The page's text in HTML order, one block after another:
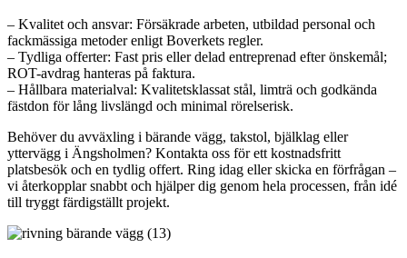
– Kvalitet och ansvar: Försäkrade arbeten, utbildad personal och
fackmässiga metoder enligt Boverkets regler.
– Tydliga offerter: Fast pris eller delad entreprenad efter önskemål;
ROT-avdrag hanteras på faktura.
– Hållbara materialval: Kvalitetsklassat stål, limträ och godkända
fästdon för lång livslängd och minimal rörelserisk.
Behöver du avväxling i bärande vägg, takstol, bjälklag eller
yttervägg i Ängsholmen? Kontakta oss för ett kostnadsfritt
platsbesök och en tydlig offert. Ring idag eller skicka en förfrågan –
vi återkopplar snabbt och hjälper dig genom hela processen, från idé
till tryggt färdigställt projekt.